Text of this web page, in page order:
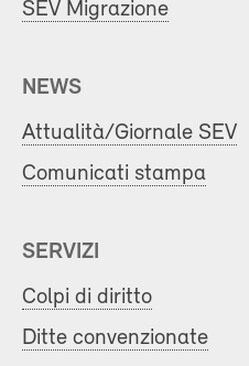
SEV Migrazione
NEWS
Attualità/Giornale SEV
Comunicati stampa
SERVIZI
Colpi di diritto
Ditte convenzionate